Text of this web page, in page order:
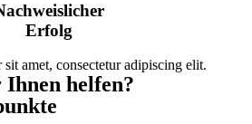
Erfolg
amet, consectetur adipiscing elit.
helfen?